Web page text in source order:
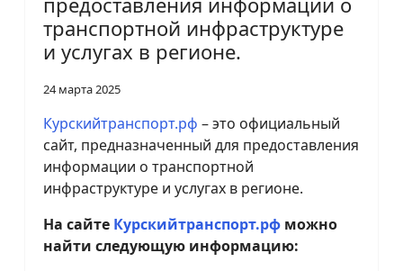
транспортной инфраструктуре
и услугах в регионе.
24 марта 2025
Курскийтранспорт.рф – это официальный
сайт, предназначенный для предоставления
информации о транспортной
инфраструктуре и услугах в регионе.
На сайте Курскийтранспорт.рф можно
найти следующую информацию: